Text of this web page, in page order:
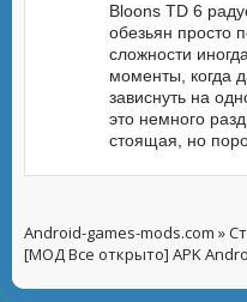
Bloons TD 6
обезьян просто
сложности
моменты, когда
зависнуть на
это немного
стоящая, но
Android-games-mods.com »
[МОД Все открыто] APK